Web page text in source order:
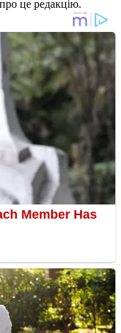
це редакцію.